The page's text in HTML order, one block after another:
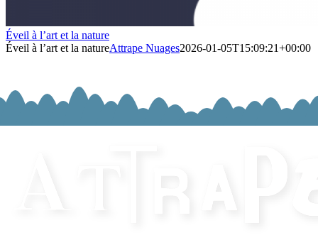
Éveil à l’art et la nature
Éveil à l’art et la natureAttrape Nuages2026-01-05T15:09:21+00:00